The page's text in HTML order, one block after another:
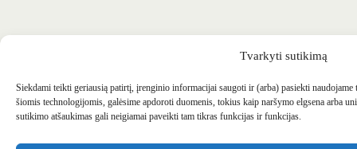
Tvarkyti sutikimą
Siekdami teikti geriausią patirtį, įrenginio informacijai saugoti ir (arba) pasiekti
šiomis technologijomis, galėsime apdoroti duomenis, tokius kaip naršymo elgsena arba
sutikimo atšaukimas gali neigiamai paveikti tam tikras funkcijas ir funkcijas.